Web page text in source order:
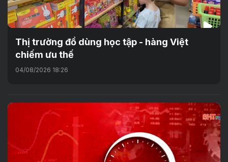
Thị trường đồ dùng học tập - hàng Việt
chiếm ưu thế
04/08/2026 18:26